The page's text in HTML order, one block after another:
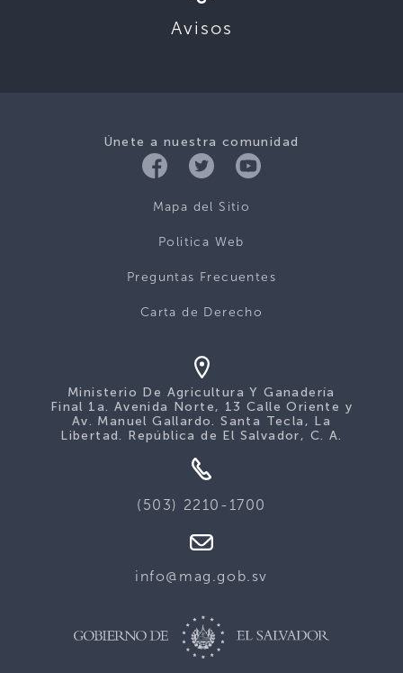
Avisos
Únete a nuestra comunidad
Mapa del Sitio
Politica Web
Preguntas Frecuentes
Carta de Derecho
Ministerio De Agricultura Y Ganadería
Final 1a. Avenida Norte, 13 Calle Oriente y
Av. Manuel Gallardo. Santa Tecla, La
Libertad. República de El Salvador, C. A.
(503) 2210-1700
info@mag.gob.sv